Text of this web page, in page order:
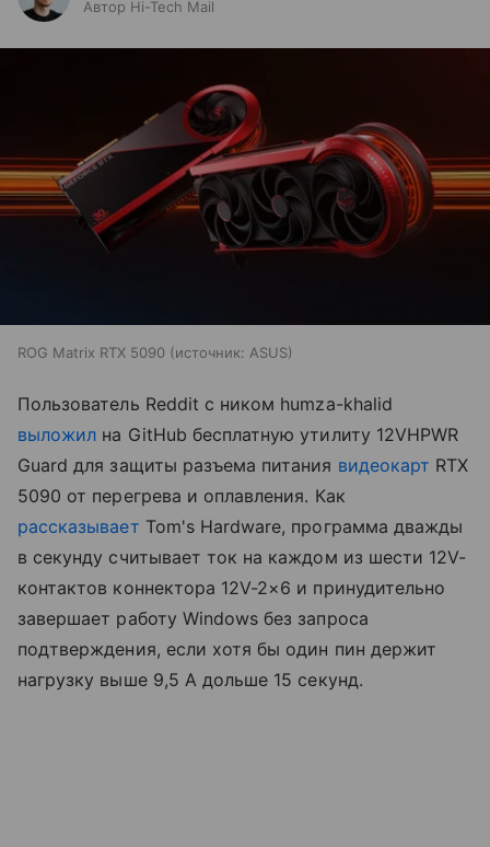
Автор Hi-Tech Mail
ROG Matrix RTX 5090 источник: ASUS
Пользователь Reddit с ником humza-khalid
выложил на GitHub бесплатную утилиту 12VHPWR
Guard для защиты разъема питания видеокарт RTX
5090 от перегрева и оплавления. Как
рассказывает Tom's Hardware, программа дважды
в секунду считывает ток на каждом из шести 12V-
контактов коннектора 12V-2×6 и принудительно
завершает работу Windows без запроса
подтверждения, если хотя бы один пин держит
нагрузку выше 9,5 А дольше 15 секунд.